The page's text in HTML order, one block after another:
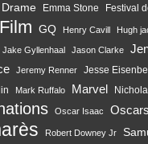
Drame Emma Stone
Festival
Film GQ Henry Cavill Hugh
Jake Gyllenhaal Jason Clarke
Jeremy Renner
Jesse
Mark Ruffalo Marvel
Oscar Isaac Oscars
Robert Downey Jr